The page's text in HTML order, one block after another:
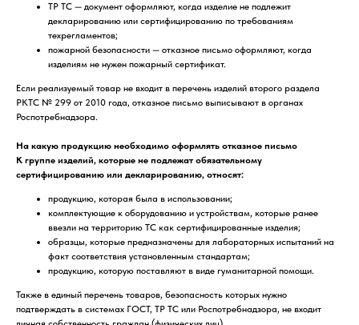
ТР ТС — документ оформляют, когда изделие не подлежит
декларированию или сертифицированию по требованиям
техрегламентов;
пожарной безопасности — отказное письмо оформляют, когда
изделиям не нужен пожарный сертификат.
Если реализуемый товар не входит в перечень изделий второго раздела
РКТС № 299 от 2010 года, отказное письмо выписывают в органах
Роспотребнадзора.
На какую продукцию необходимо оформлять отказное письмо
К группе изделий, которые не подлежат обязательному
сертифицированию или декларированию, относят:
продукцию, которая была в использовании;
комплектующие к оборудованию и устройствам, которые ранее
ввезли на территорию ТС как сертифицированные изделия;
образцы, которые предназначены для лабораторных испытаний на
факт соответствия установленным стандартам;
продукцию, которую поставляют в виде гуманитарной помощи.
Также в единый перечень товаров, безопасность которых нужно
подтверждать в системах ГОСТ, ТР ТС или Роспотребнадзора, не входит